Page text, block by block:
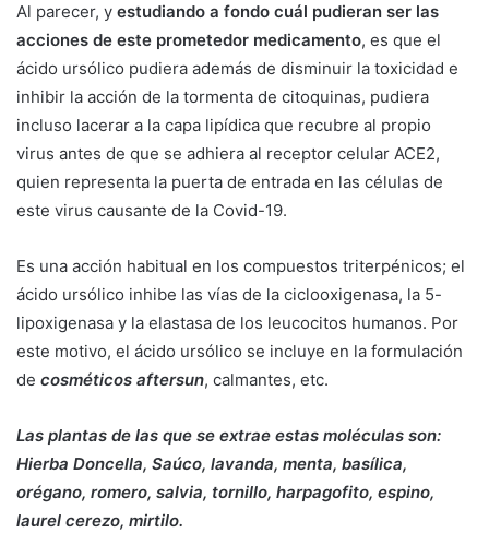
Al parecer, y estudiando a fondo cuál pudieran ser las
acciones de este prometedor medicamento, es que el
ácido ursólico pudiera además de disminuir la toxicidad e
inhibir la acción de la tormenta de citoquinas, pudiera
incluso lacerar a la capa lipídica que recubre al propio
virus antes de que se adhiera al receptor celular ACE2,
quien representa la puerta de entrada en las células de
este virus causante de la Covid-19.
Es una acción habitual en los compuestos triterpénicos; el
ácido ursólico inhibe las vías de la ciclooxigenasa, la 5-
lipoxigenasa y la elastasa de los leucocitos humanos. Por
este motivo, el ácido ursólico se incluye en la formulación
de cosméticos aftersun, calmantes, etc.
Las plantas de las que se extrae estas moléculas son:
Hierba Doncella, Saúco, lavanda, menta, basílica,
orégano, romero, salvia, tornillo, harpagofito, espino,
laurel cerezo, mirtilo.